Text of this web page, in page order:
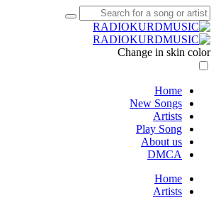
Change in skin color
Home
New Songs
Artists
Play Song
About us
DMCA
Home
Artists